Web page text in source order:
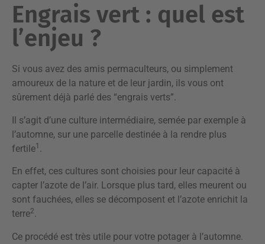
Engrais vert : quel est
l’enjeu ?
Si vous avez des amis permaculteurs, ou simplement
amoureux de la nature et de leur jardin, ils vous ont
sûrement déjà parlé des “engrais verts”.
Il s’agit d’une culture intermédiaire, semée par exemple à
l’automne, sur une parcelle destinée à la rendre plus
fertile1 .
En effet, ces cultures sont choisies pour leur capacité à
capter l’azote de l’air. Lorsque plus tard, elles meurent ou
sont fauchées, elles se décomposent et l’azote enrichit la
terre2.
Ce procédé est très utile pour votre potager à l’automne.